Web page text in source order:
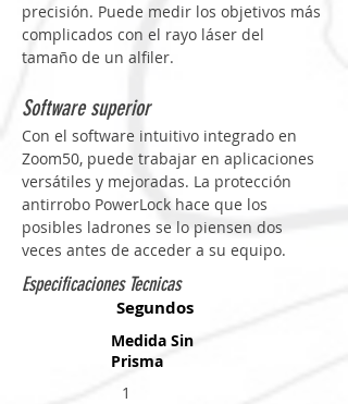
precisión. Puede medir los objetivos más
complicados con el rayo láser del
tamaño de un alfiler.
Software superior
Con el software intuitivo integrado en
Zoom50, puede trabajar en aplicaciones
versátiles y mejoradas. La protección
antirrobo PowerLock hace que los
posibles ladrones se lo piensen dos
veces antes de acceder a su equipo.
Especificaciones Tecnicas
Segundos
Medida Sin
Prisma
1